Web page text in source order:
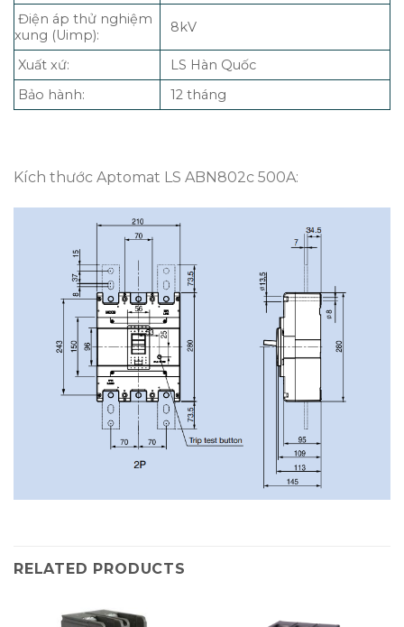
Điện áp thử nghiệm
xung (Uimp):
8kV
Xuất xứ:
LS Hàn Quốc
Bảo hành:
12 tháng
Kích thước Aptomat LS ABN802c 500A:
RELATED PRODUCTS